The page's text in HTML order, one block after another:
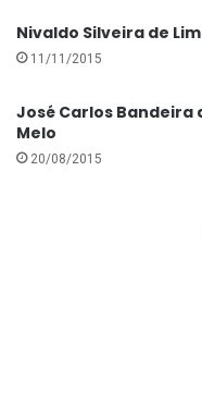
vizinha cidade de
a cidade tijucana com
Nivaldo Silveira de
11/11/2015
José Carlos Bandeira
Melo
20/08/2015